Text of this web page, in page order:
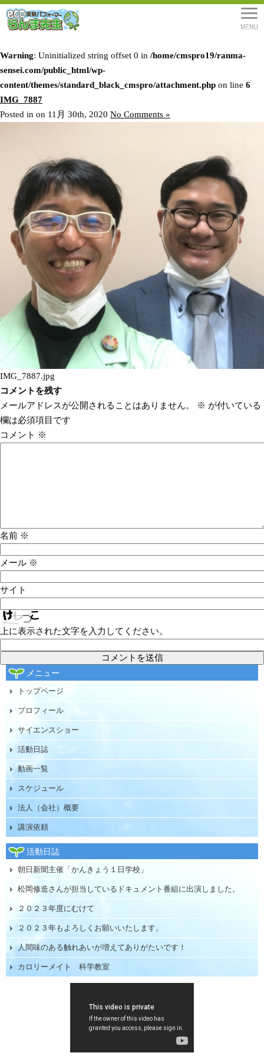
Warning: Uninitialized string offset 0 in /home/cmspro19/ranma-
sensei.com/public_html/wp-
content/themes/standard_black_cmspro/attachment.php on line 6
IMG_7887
Posted in on 11月 30th, 2020 No Comments »
IMG_7887.jpg
コメントを残す
メールアドレスが公開されることはありません。
※ が付いている
欄は必須項目です
コメント ※
名前 ※
メール ※
サイト
上に表示された文字を入力してください。
メニュー
トップページ
プロフィール
サイエンスショー
活動日誌
動画一覧
スケジュール
法人（会社）概要
講演依頼
活動日誌
朝日新聞主催「かんきょう１日学校」
松岡修造さんが担当しているドキュメント番組に出演しました。
２０２３年度にむけて
２０２３年もよろしくお願いいたします。
人間味のある触れあいが増えてありがたいです！
カロリーメイト 科学教室